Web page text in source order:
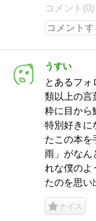
コメント(0)
うすい
とあるフォ
類以上の言
粋に目から
特別好きに
たこの本を
雨」がなん
れな僕のよ
たのを思い
ナイス